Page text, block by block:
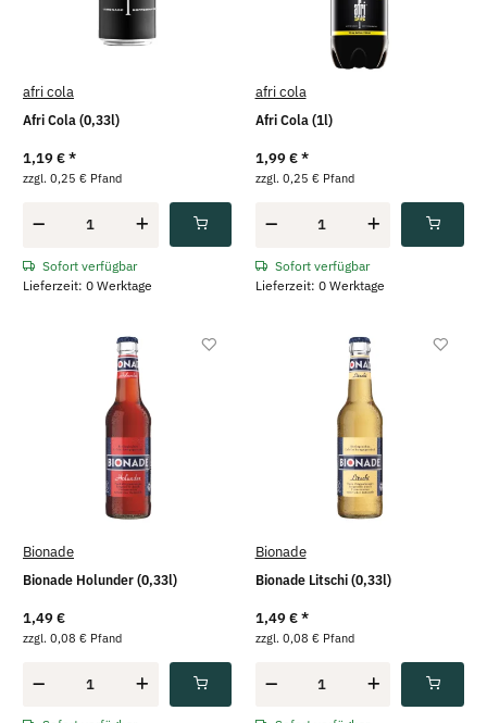
afri cola
Afri Cola (0,33l)
1,19 €*
zzgl. 0,25 € Pfand
Sofort verfügbar
Lieferzeit: 0 Werktage
afri cola
Afri Cola (1l)
1,99 €*
zzgl. 0,25 € Pfand
Sofort verfügbar
Lieferzeit: 0 Werktage
Bionade
Bionade Holunder (0,33l)
1,49 €
zzgl. 0,08 € Pfand
Bionade
Bionade Litschi (0,33l)
1,49 €*
zzgl. 0,08 € Pfand